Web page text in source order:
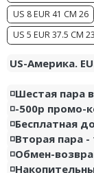
US 8 EUR 41 CM 26
US 5 EUR 37.5 CM
US-Америка.
◽️Шестая пара
◽️-500р промо-
◽️Бесплатная
◽️Вторая пара -
◽️Обмен-
Air Jordan 11
Air Jordan 12
Air Jordan 14
Air Jordan 15
Air Jordan 23
Nike GT
Nike Ja
Nike LeBron
Nike Kyrie
Nike Freak